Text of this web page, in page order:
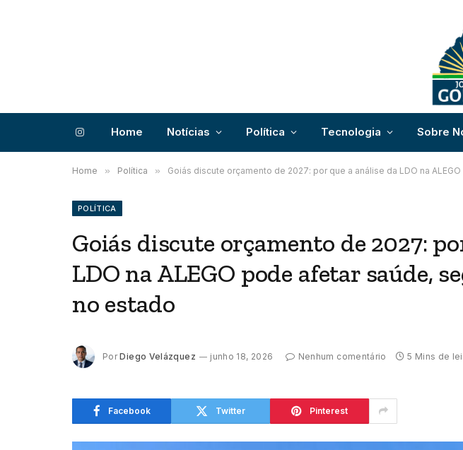
InstagramHome Notícias Política Tecnologia Sobre
Home » Política » Goiás discute orçamento de 2027: por que a análise da LDO na
POLÍTICA
Goiás discute orçamento de 2027:
LDO na ALEGO pode afetar saúde,
no estado
Por Diego Velázquez junho 18, 2026 Nenhum comentário 5 Mins de
Facebook Twitter Pinterest